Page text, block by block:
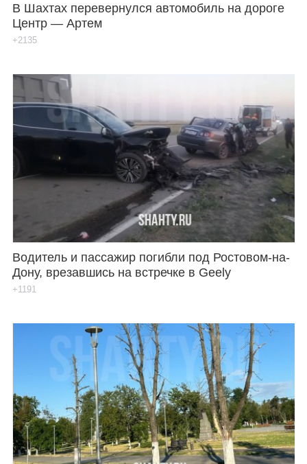
В Шахтах перевернулся автомобиль на дороге
Центр — Артем
+2135
Водитель и пассажир погибли под Ростовом-на-
Дону, врезавшись на встречке в Geely
+1191